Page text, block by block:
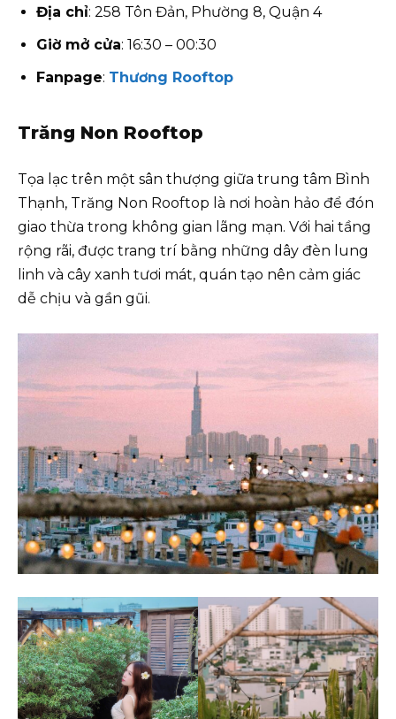
Địa chỉ: 258 Tôn Đản, Phường 8, Quận 4
Giờ mở cửa: 16:30 – 00:30
Fanpage: Thương Rooftop
Trăng Non Rooftop
Tọa lạc trên một sân thượng giữa trung tâm Bình
Thạnh, Trăng Non Rooftop là nơi hoàn hảo để đón
giao thừa trong không gian lãng mạn. Với hai tầng
rộng rãi, được trang trí bằng những dây đèn lung
linh và cây xanh tươi mát, quán tạo nên cảm giác
dễ chịu và gần gũi.